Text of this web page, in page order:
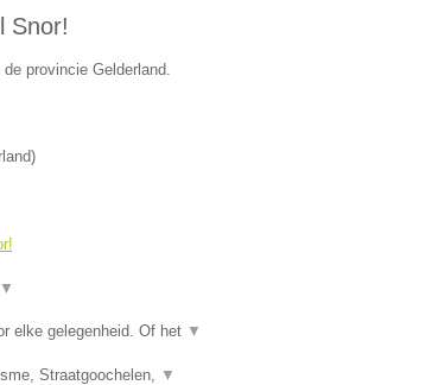
Snor!
provincie Gelderland.
)
▼
elke gelegenheid. Of het ▼
Straatgoochelen, ▼